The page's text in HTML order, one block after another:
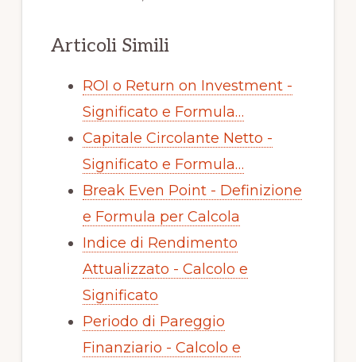
Articoli Simili
ROI o Return on Investment -
Significato e Formula…
Capitale Circolante Netto -
Significato e Formula…
Break Even Point - Definizione
e Formula per Calcola
Indice di Rendimento
Attualizzato - Calcolo e
Significato
Periodo di Pareggio
Finanziario - Calcolo e